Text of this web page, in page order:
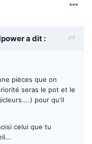
a dit :
pièces que on
seras le pot et le
pour qu'il
celui que tu